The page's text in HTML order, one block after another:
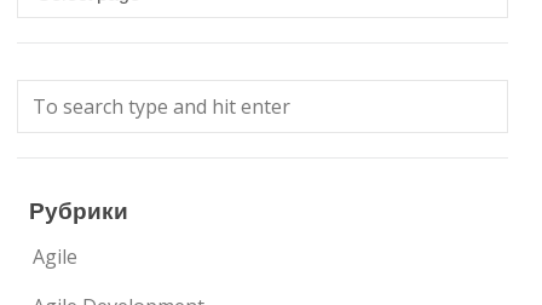
Рубрики
Agile